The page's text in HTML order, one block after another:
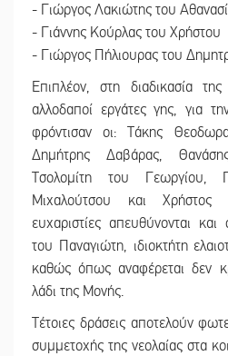
- Γιώργος Λακιώτης του
- Γιάννης Κούρλας του Χρήστου
- Γιώργος Πήλιουρας του
Επιπλέον, στη διαδικασία
αλλοδαποί εργάτες γης, για
φρόντισαν οι: Τάκης
Δημήτρης Δαβάρας,
Τσολομίτη του Γεωργίου,
Μιχαλούτσου και Χρήστος
ευχαριστίες απευθύνονται
του Παναγιώτη, ιδιοκτήτη
καθώς όπως αναφέρεται δεν
λάδι της Μονής.
Τέτοιες δράσεις αποτελούν
συμμετοχής της νεολαίας στα